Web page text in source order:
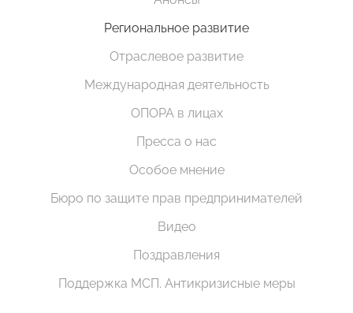
Региональное развитие
Отраслевое развитие
Международная деятельность
ОПОРА в лицах
Пресса о нас
Особое мнение
Бюро по защите прав предпринимателей
Видео
Поздравления
Поддержка МСП. Антикризисные меры